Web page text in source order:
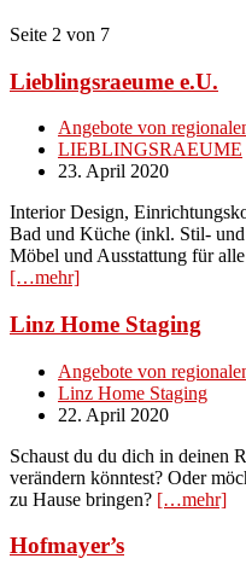
Seite 2 von 7
Lieblingsraeume e.U.
Angebote von
LIEBLINGSRAEUME
23. April 2020
Interior Design,
Bad und Küche (inkl. Stil-
Möbel und Ausstattung für
[…mehr]
Linz Home Staging
Angebote von
Linz Home Staging
22. April 2020
Schaust du du dich in deinen
verändern könntest? Oder
zu Hause bringen? […mehr]
Hofmayer’s